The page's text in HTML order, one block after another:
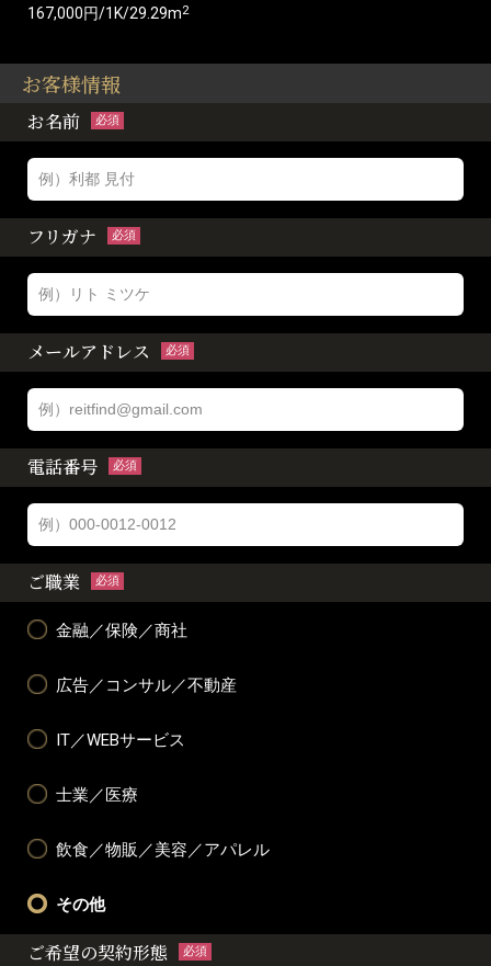
167,000円/1K/29.29m2
お客様情報
お名前 必須
フリガナ 必須
メールアドレス 必須
電話番号 必須
ご職業 必須
金融／保険／商社
広告／コンサル／不動産
IT／WEBサービス
士業／医療
飲食／物販／美容／アパレル
その他
ご希望の契約形態 必須